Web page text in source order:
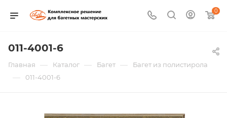
0
011-4001-6
Главная — Каталог — Багет — Багет из полистирола
— 011-4001-6